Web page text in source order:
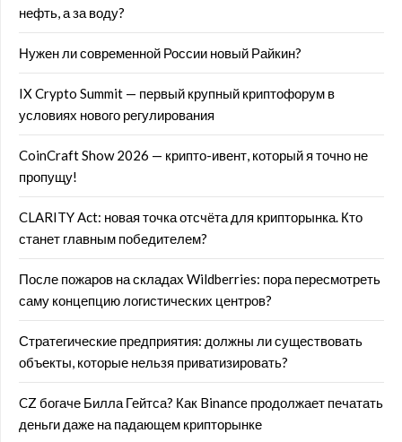
нефть, а за воду?
Нужен ли современной России новый Райкин?
IX Crypto Summit — первый крупный криптофорум в
условиях нового регулирования
CoinCraft Show 2026 — крипто-ивент, который я точно не
пропущу!
CLARITY Act: новая точка отсчёта для крипторынка. Кто
станет главным победителем?
После пожаров на складах Wildberries: пора пересмотреть
саму концепцию логистических центров?
Стратегические предприятия: должны ли существовать
объекты, которые нельзя приватизировать?
CZ богаче Билла Гейтса? Как Binance продолжает печатать
деньги даже на падающем крипторынке